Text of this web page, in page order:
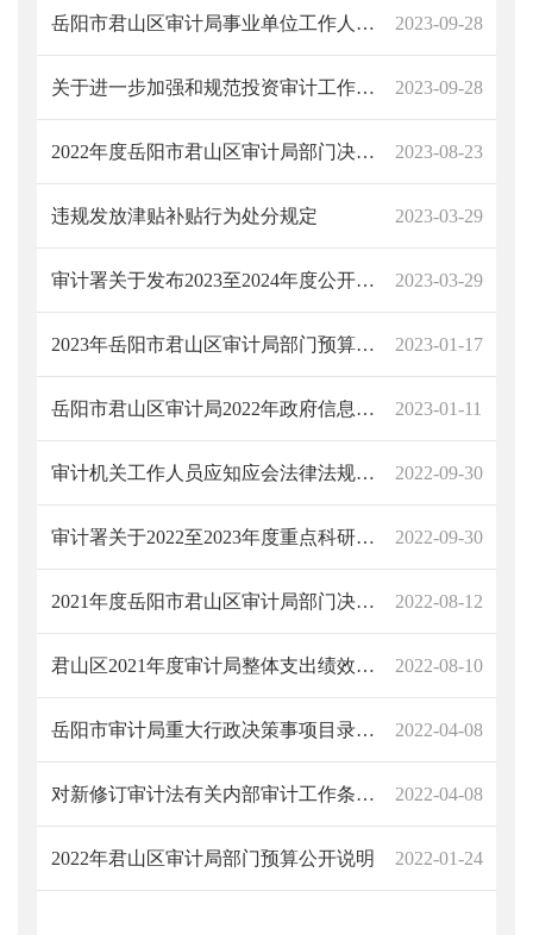
岳阳市君山区审计局事业单位工作人员平时考核实施办法（试行） 2023-09-28
关于进一步加强和规范投资审计工作的若干问题解答 2023-09-28
2022年度岳阳市君山区审计局部门决算公开说明 2023-08-23
违规发放津贴补贴行为处分规定 2023-03-29
审计署关于发布2023至2024年度公开招标重点科研课题的通知 2023-03-29
2023年岳阳市君山区审计局部门预算公开说明 2023-01-17
岳阳市君山区审计局2022年政府信息公开工作年度报告 2023-01-11
审计机关工作人员应知应会法律法规清单 2022-09-30
审计署关于2022至2023年度重点科研课题立项的通知 2022-09-30
2021年度岳阳市君山区审计局部门决算说明 2022-08-12
君山区2021年度审计局整体支出绩效评价自评报告 2022-08-10
岳阳市审计局重大行政决策事项目录、标准清单 2022-04-08
对新修订审计法有关内部审计工作条文的释义 2022-04-08
2022年君山区审计局部门预算公开说明 2022-01-24